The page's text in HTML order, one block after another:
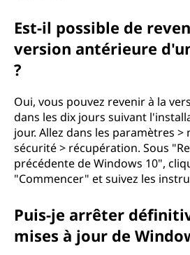
Est-il possible de
version antérieure
?
Oui, vous pouvez revenir à la
dans les dix jours suivant
jour. Allez dans les paramètres >
sécurité > récupération. Sous
précédente de Windows 10",
"Commencer" et suivez les
Puis-je arrêter
mises à jour de